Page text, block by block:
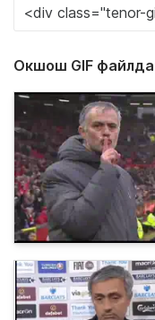
Окшош GIF